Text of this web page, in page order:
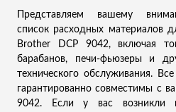
Представляем вашему
список расходных материалов
Brother DCP 9042, включая
барабанов, печи-фьюзеры и
технического обслуживания.
гарантированно совместимы с
9042. Если у вас возникли